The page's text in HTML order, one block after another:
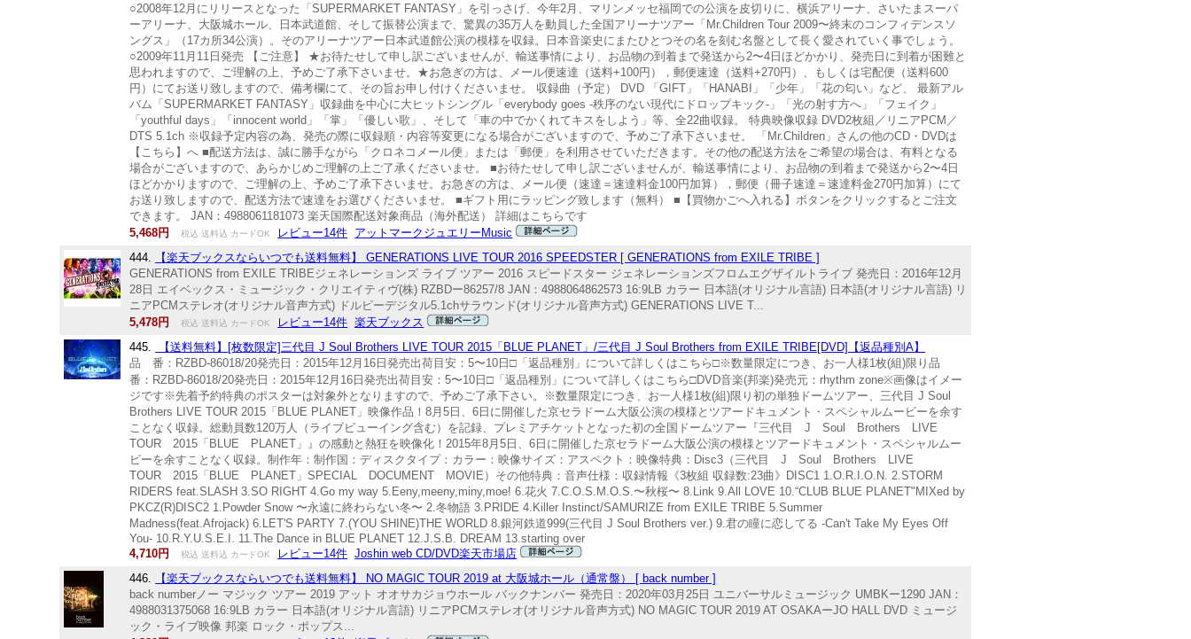
○2008年12月にリリースとなった「SUPERMARKET FANTASY」を引っさげ、今年2月、マリンメッセ福岡での公演を皮切りに、横浜アリーナ、さいたまスーパ
ーアリーナ、大阪城ホール、日本武道館、そして振替公演まで、驚異の35万人を動員した全国アリーナツアー「Mr.Children Tour 2009〜終末のコンフィデンスソ
ングス」（17カ所34公演）。そのアリーナツアー日本武道館公演の模様を収録。日本音楽史にまたひとつその名を刻む名盤として長く愛されていく事でしょう。
○2009年11月11日発売 【ご注意】 ★お待たせして申し訳ございませんが、輸送事情により、お品物の到着まで発送から2〜4日ほどかかり、発売日に到着が困難と
思われますので、ご理解の上、予めご了承下さいませ。★お急ぎの方は、メール便速達（送料+100円），郵便速達（送料+270円）、もしくは宅配便（送料600
円）にてお送り致しますので、備考欄にて、その旨お申し付けくださいませ。 収録曲（予定） DVD 「GIFT」「HANABI」「少年」「花の匂い」など、 最新アル
バム「SUPERMARKET FANTASY」収録曲を中心に大ヒットシングル「everybody goes -秩序のない現代にドロップキック-」「光の射す方へ」「フェイク」
「youthful days」「innocent world」「掌」「優しい歌」、そして「車の中でかくれてキスをしよう」等、全22曲収録。 特典映像収録 DVD2枚組／リニアPCM／
DTS 5.1ch ※収録予定内容の為、発売の際に収録順・内容等変更になる場合がございますので、予めご了承下さいませ。 「Mr.Children」さんの他のCD・DVDは
【こちら】へ ■配送方法は、誠に勝手ながら「クロネコメール便」または「郵便」を利用させていただきます。その他の配送方法をご希望の場合は、有料となる
場合がございますので、あらかじめご理解の上ご了承くださいませ。 ■お待たせして申し訳ございませんが、輸送事情により、お品物の到着まで発送から2〜4日
ほどかかりますので、ご理解の上、予めご了承下さいませ。お急ぎの方は、メール便（速達＝速達料金100円加算），郵便（冊子速達＝速達料金270円加算）にて
お送り致しますので、配送方法で速達をお選びくださいませ。 ■ギフト用にラッピング致します（無料） ■【買物かごへ入れる】ボタンをクリックするとご注文
できます。 JAN：4988061181073 楽天国際配送対象商品（海外配送） 詳細はこちらです
5,468円
税込 送料込 カードOK レビュー14件 アットマークジュエリーMusic
444.
【楽天ブックスならいつでも送料無料】 GENERATIONS LIVE TOUR 2016 SPEEDSTER [ GENERATIONS from EXILE TRIBE ]
GENERATIONS from EXILE TRIBEジェネレーションズ ライブ ツアー 2016 スピードスター ジェネレーションズフロムエグザイルトライブ 発売日：2016年12月
28日 エイベックス・ミュージック・クリエイティヴ(株) RZBDー86257/8 JAN：4988064862573 16:9LB カラー 日本語(オリジナル言語) 日本語(オリジナル言語) リ
ニアPCMステレオ(オリジナル音声方式) ドルビーデジタル5.1chサラウンド(オリジナル音声方式) GENERATIONS LIVE T...
5,478円
税込 送料込 カードOK レビュー14件 楽天ブックス
445.
【送料無料】[枚数限定]三代目 J Soul Brothers LIVE TOUR 2015「BLUE PLANET」/三代目 J Soul Brothers from EXILE TRIBE[DVD]【返品種別A】
品 番：RZBD-86018/20発売日：2015年12月16日発売出荷目安：5〜10日□「返品種別」について詳しくはこちら□※数量限定につき、お一人様1枚(組)限り品
番：RZBD-86018/20発売日：2015年12月16日発売出荷目安：5〜10日□「返品種別」について詳しくはこちら□DVD音楽(邦楽)発売元：rhythm zone※画像はイメー
ジです※先着予約特典のポスターは対象外となりますので、予めご了承下さい。※数量限定につき、お一人様1枚(組)限り初の単独ドームツアー、三代目 J Soul
Brothers LIVE TOUR 2015「BLUE PLANET」映像作品！8月5日、6日に開催した京セラドーム大阪公演の模様とツアードキュメント・スペシャルムービーを余す
ことなく収録。総動員数120万人（ライブビューイング含む）を記録、プレミアチケットとなった初の全国ドームツアー『三代目 J Soul Brothers LIVE
TOUR 2015「BLUE PLANET」』の感動と熱狂を映像化！2015年8月5日、6日に開催した京セラドーム大阪公演の模様とツアードキュメント・スペシャルムー
ビーを余すことなく収録。制作年：制作国：ディスクタイプ：カラー：映像サイズ：アスペクト：映像特典：Disc3（三代目 J Soul Brothers LIVE
TOUR 2015「BLUE PLANET」SPECIAL DOCUMENT MOVIE）その他特典：音声仕様：収録情報《3枚組 収録数:23曲》DISC1 1.O.R.I.O.N. 2.STORM
RIDERS feat.SLASH 3.SO RIGHT 4.Go my way 5.Eeny,meeny,miny,moe! 6.花火 7.C.O.S.M.O.S.〜秋桜〜 8.Link 9.All LOVE 10.“CLUB BLUE PLANET"MIXed by
PKCZ(R)DISC2 1.Powder Snow 〜永遠に終わらない冬〜 2.冬物語 3.PRIDE 4.Killer Instinct/SAMURIZE from EXILE TRIBE 5.Summer
Madness(feat.Afrojack) 6.LET'S PARTY 7.(YOU SHINE)THE WORLD 8.銀河鉄道999(三代目 J Soul Brothers ver.) 9.君の瞳に恋してる -Can't Take My Eyes Off
You- 10.R.Y.U.S.E.I. 11.The Dance in BLUE PLANET 12.J.S.B. DREAM 13.starting over
4,710円
税込 送料込 カードOK レビュー14件 Joshin web CD/DVD楽天市場店
446.
【楽天ブックスならいつでも送料無料】 NO MAGIC TOUR 2019 at 大阪城ホール（通常盤） [ back number ]
back numberノー マジック ツアー 2019 アット オオサカジョウホール バックナンバー 発売日：2020年03月25日 ユニバーサルミュージック UMBKー1290 JAN：
4988031375068 16:9LB カラー 日本語(オリジナル言語) リニアPCMステレオ(オリジナル音声方式) NO MAGIC TOUR 2019 AT OSAKAーJO HALL DVD ミュージ
ック・ライブ映像 邦楽 ロック・ポップス...